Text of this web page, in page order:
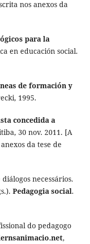
nos anexos da
para la
en educación social.
de formación y
1995.
concedida a
30 nov. 2011. [A
da tese de
diálogos necessários.
Pedagogia social.
do pedagogo
,